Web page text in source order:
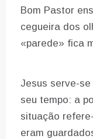
Bom Pastor
cegueira dos
«parede» fica
Jesus serve-
seu tempo: a
situação
eram